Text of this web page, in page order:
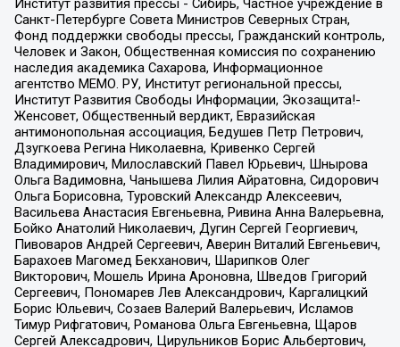
Институт развития прессы - Сибирь, Частное учреждение в
Санкт-Петербурге Совета Министров Северных Стран,
Фонд поддержки свободы прессы, Гражданский контроль,
Человек и Закон, Общественная комиссия по сохранению
наследия академика Сахарова, Информационное
агентство МЕМО. РУ, Институт региональной прессы,
Институт Развития Свободы Информации, Экозащита!-
Женсовет, Общественный вердикт, Евразийская
антимонопольная ассоциация, Бедушев Петр Петрович,
Дзугкоева Регина Николаевна, Кривенко Сергей
Владимирович, Милославский Павел Юрьевич, Шнырова
Ольга Вадимовна, Чанышева Лилия Айратовна, Сидорович
Ольга Борисовна, Туровский Александр Алексеевич,
Васильева Анастасия Евгеньевна, Ривина Анна Валерьевна,
Бойко Анатолий Николаевич, Дугин Сергей Георгиевич,
Пивоваров Андрей Сергеевич, Аверин Виталий Евгеньевич,
Барахоев Магомед Бекханович, Шарипков Олег
Викторович, Мошель Ирина Ароновна, Шведов Григорий
Сергеевич, Пономарев Лев Александрович, Каргалицкий
Борис Юльевич, Созаев Валерий Валерьевич, Исламов
Тимур Рифгатович, Романова Ольга Евгеньевна, Щаров
Сергей Алексадрович, Цирульников Борис Альбертович,